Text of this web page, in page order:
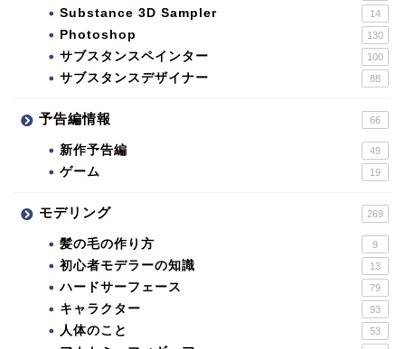
Substance 3D Sampler 14
Photoshop 130
サブスタンスペインター 100
サブスタンスデザイナー 88
予告編情報 66
新作予告編 49
ゲーム 19
モデリング 269
髪の毛の作り方 9
初心者モデラーの知識 13
ハードサーフェース 79
キャラクター 93
人体のこと 53